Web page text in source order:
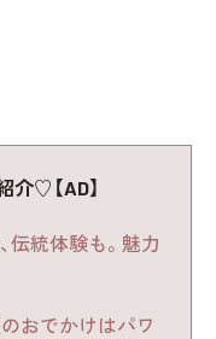
♡【AD】
伝統体験も。魅力
おでかけはパワ